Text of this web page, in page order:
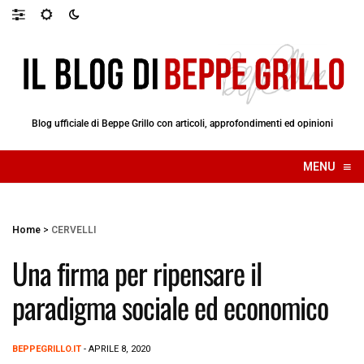
Blog ufficiale di Beppe Grillo con articoli, approfondimenti ed opinioni
MENU ≡
☰
Home > CERVELLI
Una firma per ripensare il
paradigma sociale ed economico
BEPPEGRILLO.IT - APRILE 8, 2020